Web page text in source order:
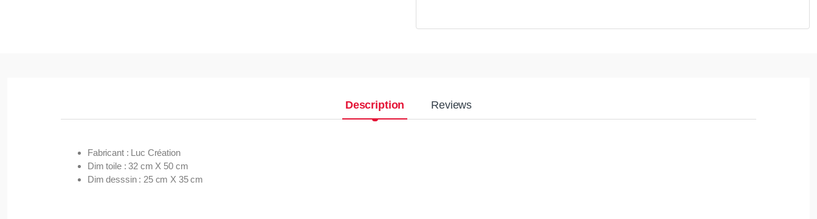
Description Reviews
Fabricant : Luc Création
Dim toile : 32 cm X 50 cm
Dim desssin : 25 cm X 35 cm